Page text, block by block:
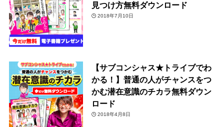
見つけ方無料ダウンロード
2018年7月10日
【サブコンシャス★トライブでわ
かる！】普通の人がチャンスをつ
かむ潜在意識のチカラ無料ダウン
ロード
2018年4月8日